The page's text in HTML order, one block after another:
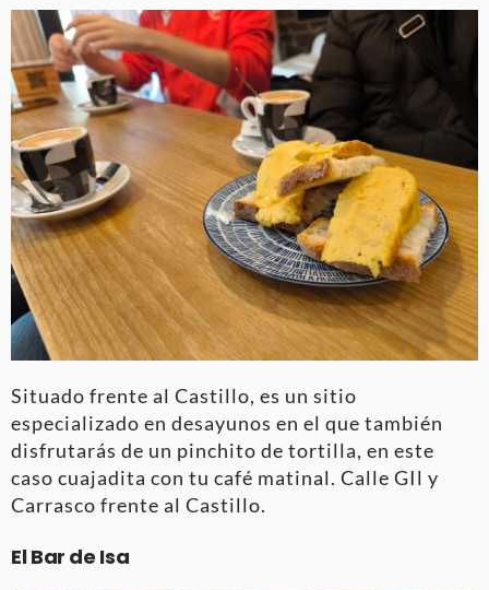
Situado frente al Castillo, es un sitio
especializado en desayunos en el que también
disfrutarás de un pinchito de tortilla, en este
caso cuajadita con tu café matinal. Calle GIl y
Carrasco frente al Castillo.
El Bar de Isa